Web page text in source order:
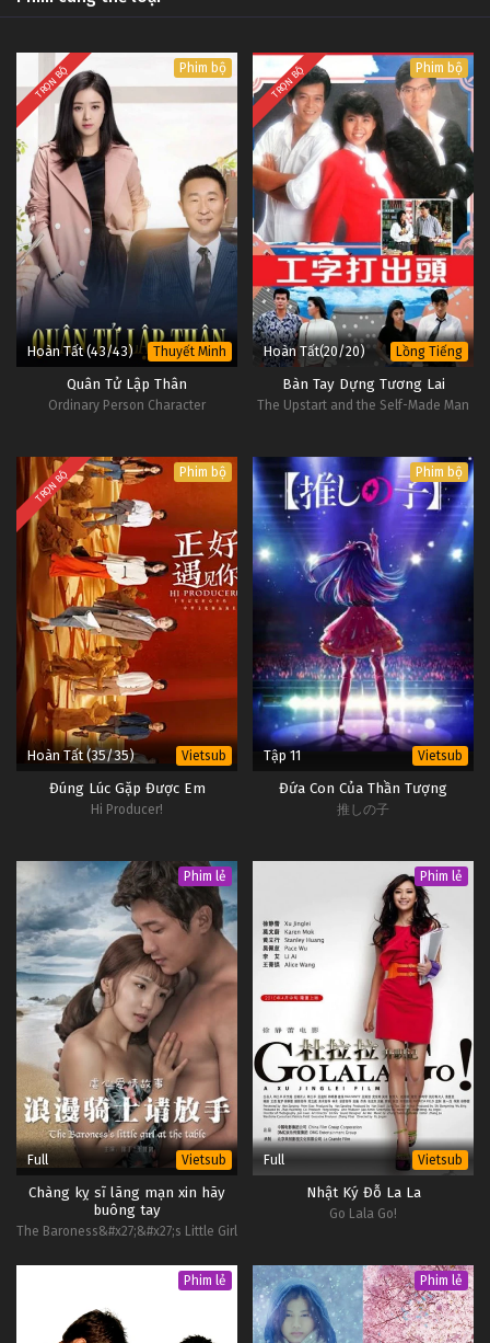
TRỌN BỘ Phim bộ
Hoàn Tất (43/43) Thuyết Minh
Quân Tử Lập Thân
Ordinary Person Character
TRỌN BỘ Phim bộ
Hoàn Tất(20/20) Lồng Tiếng
Bàn Tay Dựng Tương Lai
The Upstart and the Self-Made Man
TRỌN BỘ Phim bộ
Hoàn Tất (35/35) Vietsub
Đúng Lúc Gặp Được Em
Hi Producer!
Phim bộ
Tập 11 Vietsub
Đứa Con Của Thần Tượng
推しの子
Phim lẻ
Full Vietsub
Chàng kỵ sĩ lãng mạn xin hãy
buông tay
The Baroness&#x27;&#x27;s Little Girl
Phim lẻ
Full Vietsub
Nhật Ký Đỗ La La
Go Lala Go!
Phim lẻ Phim lẻ